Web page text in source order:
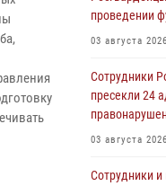
проведении
03 августа
Сотрудники
пресекли 24
03 августа
Сотрудники